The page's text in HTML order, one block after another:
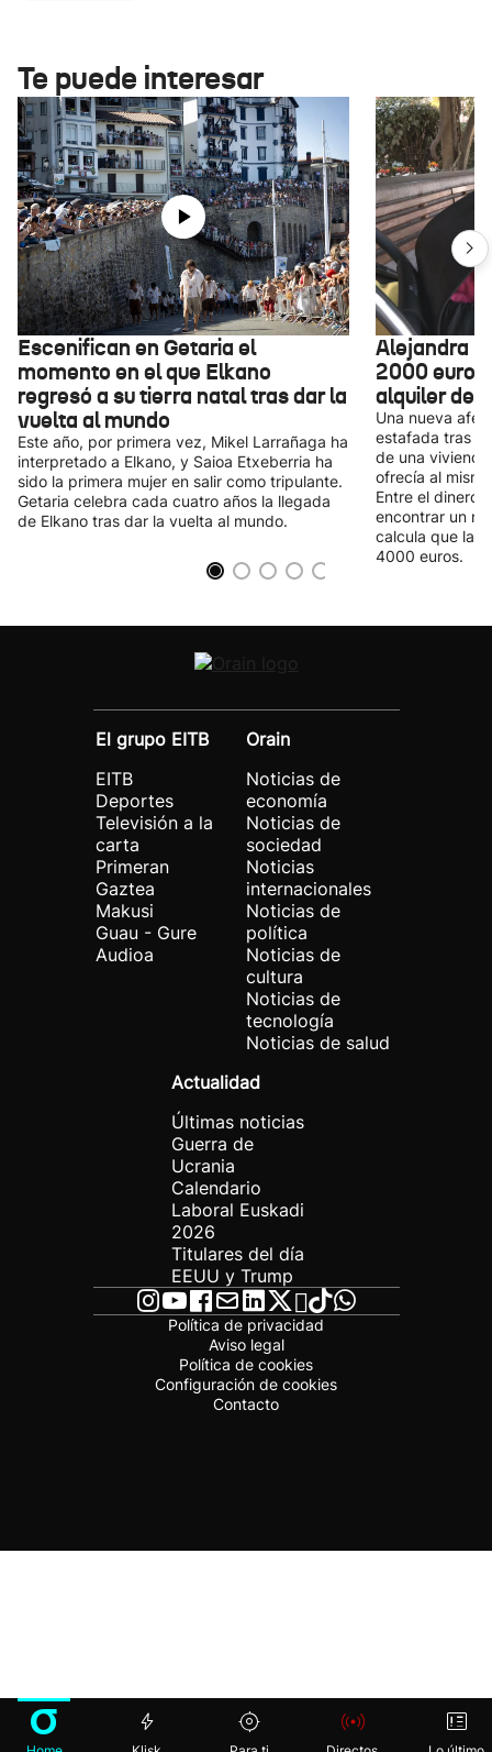
Te puede interesar
Escenifican en Getaria el
momento en el que Elkano
regresó a su tierra natal tras dar la
vuelta al mundo
Este año, por primera vez, Mikel Larrañaga ha
interpretado a Elkano, y Saioa Etxeberria ha
sido la primera mujer en salir como tripulante.
Getaria celebra cada cuatro años la llegada
de Elkano tras dar la vuelta al mundo.
Alejandra
2000
alquiler de
Una nueva
estafada tras
de una
ofrecía al
Entre el dinero
encontrar un
calcula que las
4000 euros.
El grupo EITB
EITB
Deportes
Televisión a la
carta
Primeran
Gaztea
Makusi
Guau - Gure
Audioa
Orain
Noticias de
economía
Noticias de
sociedad
Noticias
internacionales
Noticias de
política
Noticias de
cultura
Noticias de
tecnología
Noticias de salud
Actualidad
Últimas noticias
Guerra de
Ucrania
Calendario
Laboral Euskadi
2026
Titulares del día
EEUU y Trump
Política de privacidad
Aviso legal
Política de cookies
Configuración de cookies
Contacto